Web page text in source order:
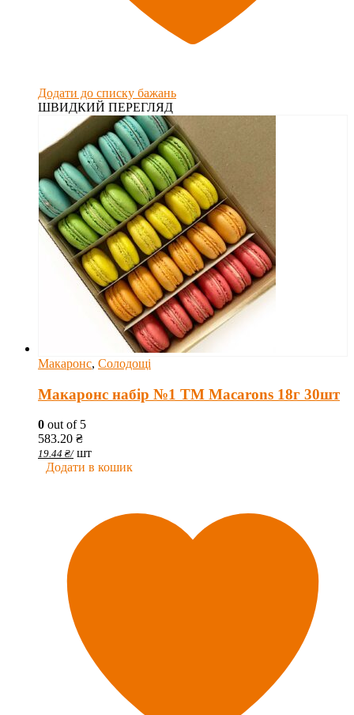
Додати до списку бажань
ШВИДКИЙ ПЕРЕГЛЯД
Макаронс, Солодощі
Макаронс набір №1 ТМ Macarons 18г 30шт
0 out of 5
583.20 ₴
19.44 ₴/ шт
Додати в кошик